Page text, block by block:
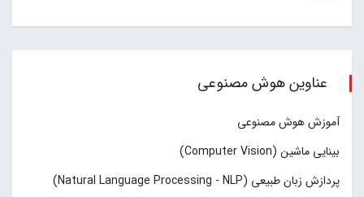
عناوین هوش مصنوعی
آموزش هوش مصنوعی
بینایی ماشین (Computer Vision)
پردازش زبان طبیعی (Natural Language Processing - NLP)